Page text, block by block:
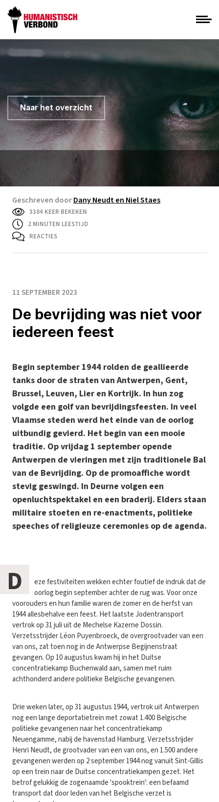
Naar het overzicht
Geschreven doorDany Neudt en Niel Staes
3384 KEER BEKEKEN
2 MINUTEN LEESTIJD
REACTIES
11 SEPTEMBER 2023
De bevrijding was niet voor
iedereen feest
Begin september 1944 rolden de geallieerde
tanks door de straten van Antwerpen, Gent,
Brussel, Leuven, Lier en Kortrijk. In hun zog
volgde een golf van bevrijdingsfeesten. In veel
Vlaamse steden werd het einde van de oorlog
uitbundig gevierd. Het begin van een mooie
traditie. Op vrijdag 1 september opende
Antwerpen de vieringen met zijn traditionele Bal
van de Bevrijding. Op de promoaffiche wordt
stevig geswingd. In Deurne volgen een
openluchtspektakel en een braderij. Elders staan
militaire stoeten en re-enactments, politieke
speeches of religieuze ceremonies op de agenda.
D
eze festiviteiten wekken echter foutief de indruk dat de
oorlog begin september achter de rug was. Voor onze
voorouders en hun familie waren de zomer en de herfst van
1944 allesbehalve een feest. Het laatste Jodentransport
vertrok op 31 juli uit de Mechelse Kazerne Dossin.
Verzetsstrijder Léon Puyenbroeck, de overgrootvader van een
van ons, zat toen nog in de Antwerpse Begijnenstraat
gevangen. Op 10 augustus kwam hij in het Duitse
concentratiekamp Buchenwald aan, samen met ruim
achthonderd andere politieke Belgische gevangenen.
Drie weken later, op 31 augustus 1944, vertrok uit Antwerpen
nog een lange deportatietrein met zowat 1.400 Belgische
politieke gevangenen naar het concentratiekamp
Neuengamme, nabij de havenstad Hamburg. Verzetsstrijder
Henri Neudt, de grootvader van een van ons, en 1.500 andere
gevangenen werden op 2 september 1944 nog vanuit Sint-Gillis
op een trein naar de Duitse concentratiekampen gezet. Het
betrof gelukkig de zogenaamde 'spooktrein': een befaamd
transport dat door leden van het Belgische verzet is